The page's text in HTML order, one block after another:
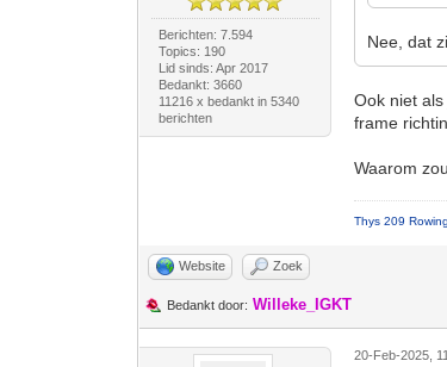
Berichten: 7.594
Topics: 190
Lid sinds: Apr 2017
Bedankt: 3660
11216 x bedankt in 5340
berichten
Nee, dat
Ook niet
frame
Waarom
Thys 209
Website Zoek
Bedankt door: Willeke_IGKT
20-Feb-2025,